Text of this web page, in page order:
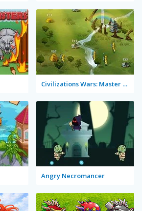
Civilizations Wars: Master Edition
Angry Necromancer